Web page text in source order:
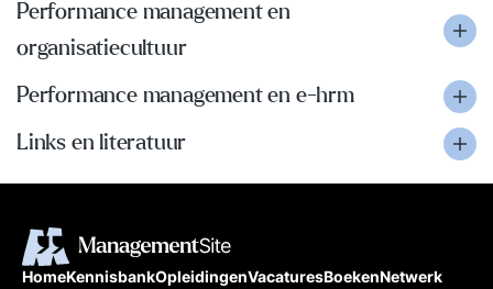
Performance management en
organisatiecultuur
Performance management en e-hrm
Links en literatuur
HomeKennisbankOpleidingenVacaturesBoekenNetwerk